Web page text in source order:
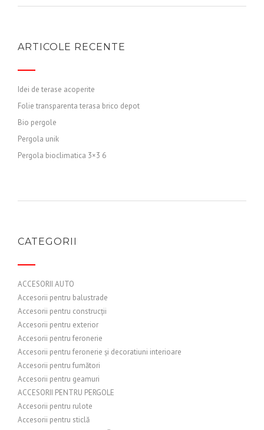
ARTICOLE RECENTE
Idei de terase acoperite
Folie transparenta terasa brico depot
Bio pergole
Pergola unik
Pergola bioclimatica 3×3 6
CATEGORII
ACCESORII AUTO
Accesorii pentru balustrade
Accesorii pentru construcții
Accesorii pentru exterior
Accesorii pentru feronerie
Accesorii pentru feronerie și decoratiuni interioare
Accesorii pentru fumători
Accesorii pentru geamuri
ACCESORII PENTRU PERGOLE
Accesorii pentru rulote
Accesorii pentru sticlă